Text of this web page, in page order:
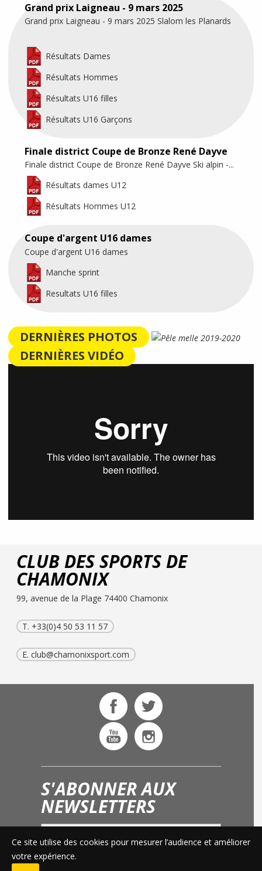
Grand prix Laigneau - 9 mars 2025
Grand prix Laigneau - 9 mars 2025 Slalom les Planards
Résultats Dames
Résultats Hommes
Résultats U16 filles
Résultats U16 Garçons
Finale district Coupe de Bronze René Dayve
Finale district Coupe de Bronze René Dayve Ski alpin -...
Résultats dames U12
Résultats Hommes U12
Coupe d'argent U16 dames
Coupe d'argent U16 dames
Manche sprint
Resultats U16 filles
DERNIÈRES PHOTOS
DERNIÈRES VIDÉO
CLUB DES SPORTS DE
CHAMONIX
99, avenue de la Plage 74400 Chamonix
T. +33(0)4 50 53 11 57
E.club@chamonixsport.com
S'ABONNER AUX
NEWSLETTERS
OK
Ce site utilise des cookies pour mesurer l’audience et améliorer
votre expérience.